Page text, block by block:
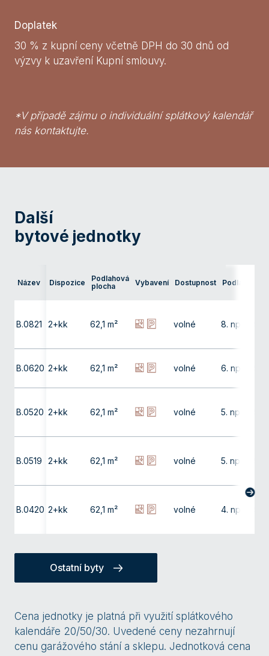
Doplatek
30 % z kupní ceny včetně DPH do 30 dnů od
výzvy k uzavření Kupní smlouvy.
*V případě zájmu o individuální splátkový kalendář
nás kontaktujte.
Další
bytové jednotky
Název Dispozice
Podlahová
plocha
Vybavení Dostupnost Podlaží
B.0821 2+kk 62,1 m² volné 8. np
B.0620 2+kk 62,1 m² volné 6. np
B.0520 2+kk 62,1 m² volné 5. np
B.0519 2+kk 62,1 m² volné 5. np
B.0420 2+kk 62,1 m² volné 4. np
Ostatní byty
Cena jednotky je platná při využití splátkového
kalendáře 20/50/30. Uvedené ceny nezahrnují
cenu garážového stání a sklepu. Jednotková cena